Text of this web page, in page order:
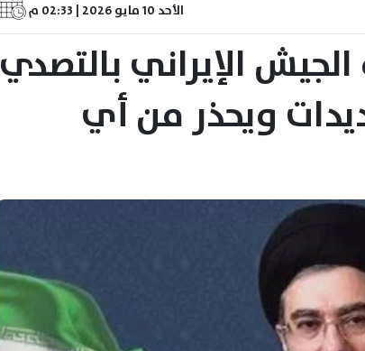
الأحد 10 مايو 2026 | 02:33 م
الإيراني بالتصدي
ويحذر من أي